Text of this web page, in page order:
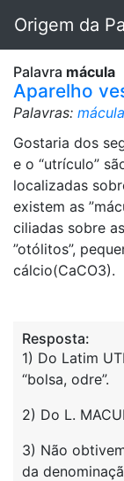
Origem da
Palavra mácula
Aparelho
Palavras: mácula
Gostaria dos
e o “utrículo”
localizadas
existem as
ciliadas sobre
”otólitos”,
cálcio(CaCO3).
Resposta:
1) Do Latim
“bolsa, odre”.
2) Do L.
3) Não
da